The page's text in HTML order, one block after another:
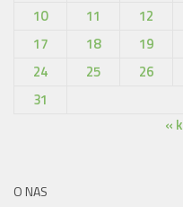
10
11 12
17
18 19
24
25 26
31
«
O NAS